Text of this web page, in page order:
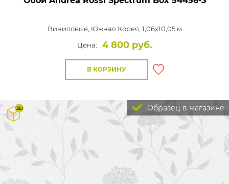
Виниловые, Южная Корея, 1,06x10,05 м
Цена:
4 800 руб.
В КОРЗИНУ
Образец в магазине